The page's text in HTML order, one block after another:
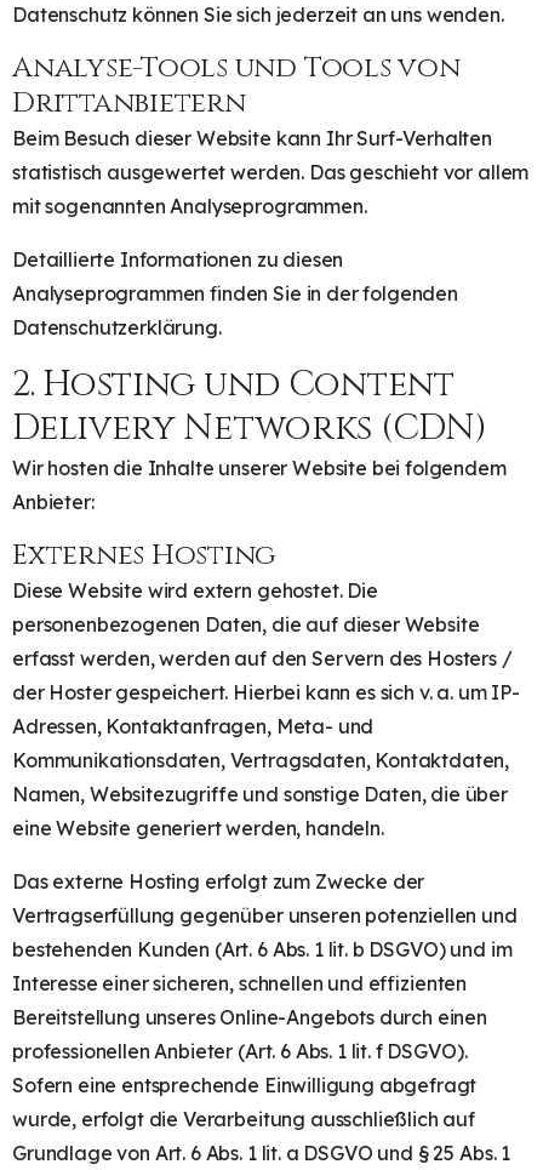
Datenschutz können Sie sich jederzeit an uns wenden.
Analyse-Tools und Tools von
Dritt­anbietern
Beim Besuch dieser Website kann Ihr Surf-Verhalten
statistisch ausgewertet werden. Das geschieht vor allem
mit sogenannten Analyseprogrammen.
Detaillierte Informationen zu diesen
Analyseprogrammen finden Sie in der folgenden
Datenschutzerklärung.
2. Hosting und Content
Delivery Networks (CDN)
Wir hosten die Inhalte unserer Website bei folgendem
Anbieter:
Externes Hosting
Diese Website wird extern gehostet. Die
personenbezogenen Daten, die auf dieser Website
erfasst werden, werden auf den Servern des Hosters /
der Hoster gespeichert. Hierbei kann es sich v. a. um IP-
Adressen, Kontaktanfragen, Meta- und
Kommunikationsdaten, Vertragsdaten, Kontaktdaten,
Namen, Websitezugriffe und sonstige Daten, die über
eine Website generiert werden, handeln.
Das externe Hosting erfolgt zum Zwecke der
Vertragserfüllung gegenüber unseren potenziellen und
bestehenden Kunden (Art. 6 Abs. 1 lit. b DSGVO) und im
Interesse einer sicheren, schnellen und effizienten
Bereitstellung unseres Online-Angebots durch einen
professionellen Anbieter (Art. 6 Abs. 1 lit. f DSGVO).
Sofern eine entsprechende Einwilligung abgefragt
wurde, erfolgt die Verarbeitung ausschließlich auf
Grundlage von Art. 6 Abs. 1 lit. a DSGVO und § 25 Abs. 1